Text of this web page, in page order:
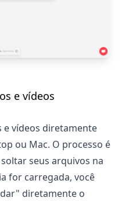
e vídeos
e vídeos diretamente
ou Mac. O processo é
seus arquivos na
for carregada, você
diretamente o